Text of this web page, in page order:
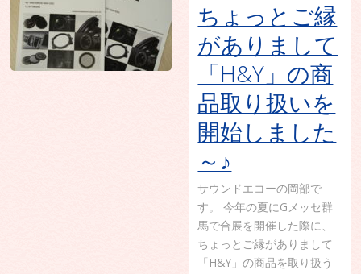
ちょっとご縁
がありまして
「H&Y」の商
品取り扱いを
開始しました
～♪
サウンドエコーの岡部で
す。 今年の夏にGメッセ群
馬で合展を開催した際に、
ちょっとご縁がありまして
「H&Y」の商品を取り扱う